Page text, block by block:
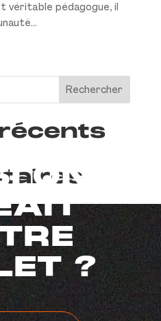
véritable pédagogue, il
Rechercher
ON
?